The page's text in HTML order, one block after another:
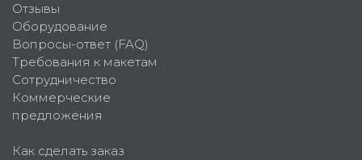
Отзывы
Оборудование
Вопросы-ответ (FAQ)
Требования к макетам
Сотрудничество
Коммерческие
предложения
Как сделать заказ